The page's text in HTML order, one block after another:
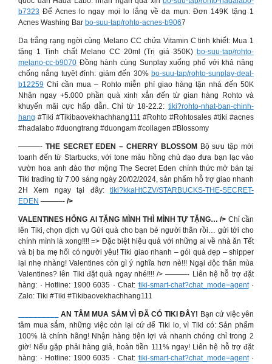
b7323 Để Acnes lo ngay mọi lo lắng về da mụn: Đơn 149K tặng 1
Acnes Washing Bar bo-suu-tap/rohto-acnes-b9067
Da trắng rạng ngời cùng Melano CC chứa Vitamin C tinh khiết: Mua 1
tặng 1 Tinh chất Melano CC 20ml (Trị giá 350K) bo-suu-tap/rohto-
melano-cc-b9070 Đồng hành cùng Sunplay xuống phố với khả năng
chống nắng tuyệt đỉnh: giảm đến 30% bo-suu-tap/rohto-sunplay-deal-
b12259 Chỉ cần mua – Rohto miễn phí giao hàng tận nhà đến 50K
Nhận ngay +5.000 phần quà xinh xắn đến từ gian hàng Rohto và
khuyến mãi cực hấp dẫn. Chỉ từ 18-22.2: tiki?rohto-nhat-ban-chinh-
hang #Tiki #Tikibaovekhachhang111 #Rohto #Rohtosales #tiki #acnes
#hadalabo #duongtrang #duongam #collagen #Blossomy
———- THE SECRET EDEN – CHERRY BLOSSOM
Bộ sưu tập mới
toanh đến từ Starbucks, với tone màu hồng chủ đạo đưa bạn lạc vào
vườn hoa anh đào thơ mộng The Secret Eden chính thức mở bán tại
Tiki trading từ 7:00 sáng ngày 20/02/2024, sản phẩm hỗ trợ giao nhanh
2H Xem ngay tại đây: tiki?kkaHtCZV/STARBUCKS-THE-SECRET-
EDEN ———- />
VALENTINES HỔNG AI TẶNG MÌNH THÌ MÌNH TỰ TẶNG… /> Chỉ cần
lên Tiki, chọn dịch vụ Gửi quà cho bạn bè người thân rồi… gửi tới cho
chính mình là xong!!!! => Đặc biệt hiệu quả với những ai về nhà ăn Tết
và bị ba mẹ hối có người yêu! Tiki giao nhanh – gói quà đẹp – shipper
lại nhẹ nhàng! Valentines còn gì ý nghĩa hơn nè!!! Ngại độc thân mùa
Valentines? lên Tiki đặt quà ngay nhé!!!! /> ———- Liên hệ hỗ trợ đặt
hàng: · Hotline: 1900 6035 · Chat: tiki-smart-chat?chat_mode=agent·
Zalo: Tiki #Tiki #Tikibaovekhachhang111
AN TÂM MUA SẮM VÌ ĐÃ CÓ TIKI ĐÂY! Bạn cứ việc yên
tâm mua sắm, những việc còn lại cứ để Tiki lo, vì Tiki có: Sản phẩm
100% là chính hãng! Nhận hàng tiện lợi và nhanh chóng chỉ trong 2
giờ! Nếu gặp phải hàng giả, hoàn tiền 111% ngay! Liên hệ hỗ trợ đặt
hàng: · Hotline: 1900 6035 · Chat: tiki-smart-chat?chat_mode=agent·